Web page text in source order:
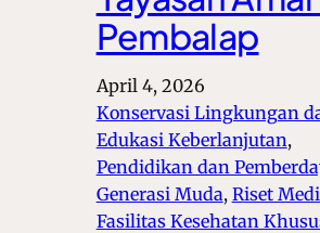
Pembalap
April 4, 2026
Konservasi Lingkungan
Edukasi Keberlanjutan ,
Pendidikan dan
Generasi Muda, Riset
Fasilitas Kesehatan